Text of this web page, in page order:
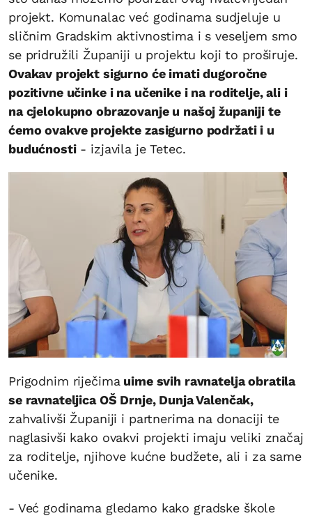
projekt. Komunalac već godinama sudjeluje u
sličnim Gradskim aktivnostima i s veseljem smo
se pridružili Županiji u projektu koji to proširuje.
Ovakav projekt sigurno će imati dugoročne
pozitivne učinke i na učenike i na roditelje, ali i
na cjelokupno obrazovanje u našoj županiji te
ćemo ovakve projekte zasigurno podržati i u
budućnosti- izjavila je Tetec.
Prigodnim riječima uime svih ravnatelja obratila
se ravnateljica OŠ Drnje, Dunja Valenčak,
zahvalivši Županiji i partnerima na donaciji te
naglasivši kako ovakvi projekti imaju veliki značaj
za roditelje, njihove kućne budžete, ali i za same
učenike.
- Već godinama gledamo kako gradske škole